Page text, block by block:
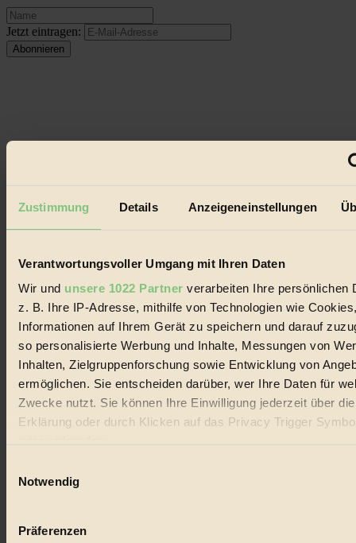
Zustimmung Details Anzeigeneinstellungen
Verantwortungsvoller Umgang mit Ihren Daten
Wir und unsere 1022 Partner verarbeiten Ihre persönlichen
z. B. Ihre IP-Adresse, mithilfe von Technologien wie
Informationen auf Ihrem Gerät zu speichern und darauf
so personalisierte Werbung und Inhalte, Messungen von
Inhalten, Zielgruppenforschung sowie Entwicklung von
ermöglichen. Sie entscheiden darüber, wer Ihre Daten für
Zwecke nutzt. Sie können Ihre Einwilligung jederzeit über
Erklärung oder durch Klicken auf das Privacy Trigger
Wenn Sie es erlauben, würden wir auch gerne:
Ihr Gerät durch aktives Scannen nach bestimmten
Notwendig
Präferenzen
Jetzt eintragen:
© 2026 Biorama GmbH
Datenschutz
Mediadaten
Biorama steht für einen nachhaltigen Lebensstil und bewussten
und Produkte, ein Leitfaden im schnell wachsenden Markt des
Handels mit Bioprodukten, des Fair-Trade sowie der Branche
alternativer Energien.
Social Media
22.601 Fans auf Facebook
3.415 Follower auf Twitter
Folge uns auf Instagram
Themen
Bio
#
Nachhaltigkeit